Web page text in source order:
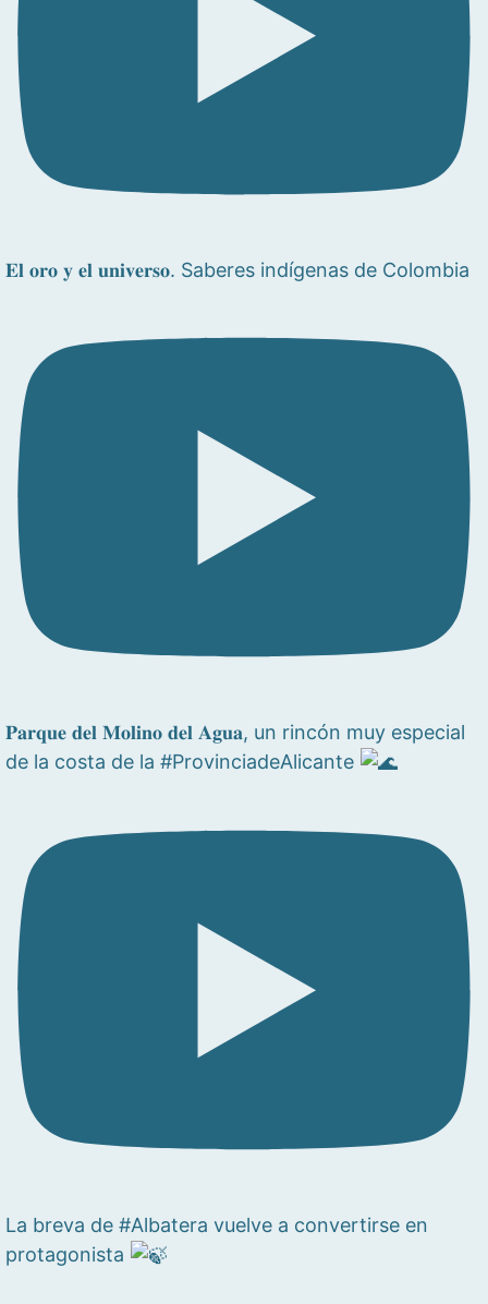
𝐄𝐥 𝐨𝐫𝐨 𝐲 𝐞𝐥 𝐮𝐧𝐢𝐯𝐞𝐫𝐬𝐨. Saberes indígenas de Colombia
𝐏𝐚𝐫𝐪𝐮𝐞 𝐝𝐞𝐥 𝐌𝐨𝐥𝐢𝐧𝐨 𝐝𝐞𝐥 𝐀𝐠𝐮𝐚, un rincón muy especial
de la costa de la #ProvinciadeAlicante
La breva de #Albatera vuelve a convertirse en
protagonista